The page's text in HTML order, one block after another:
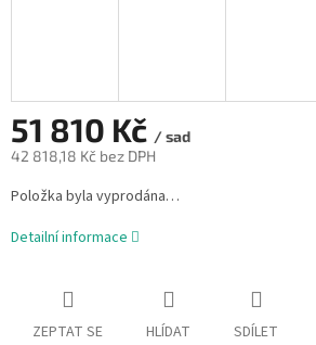
51 810 Kč / sad
42 818,18 Kč bez DPH
Měrná
cena:
Položka byla vyprodána…
Detailní informace
ZEPTAT SE HLÍDAT SDÍLET